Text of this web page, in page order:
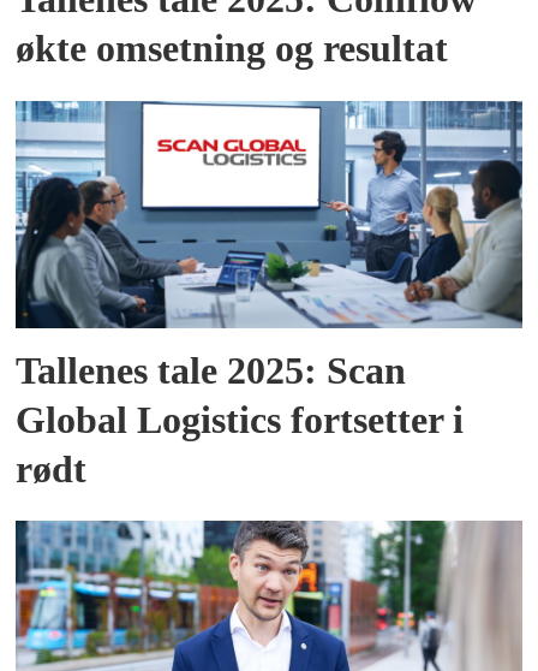
økte omsetning og resultat
Tallenes tale 2025: Scan
Global Logistics fortsetter i
rødt